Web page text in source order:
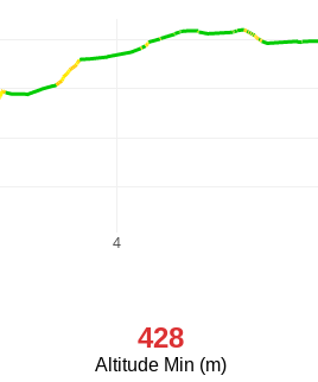
4
428
Altitude Min (m)